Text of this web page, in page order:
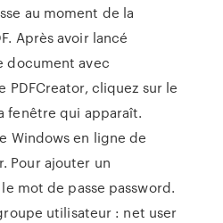
au moment de la
Après avoir lancé
document avec
cliquez sur le
fenêtre qui apparaît.
Windows en ligne de
Pour ajouter un
mot de passe password.
utilisateur : net user